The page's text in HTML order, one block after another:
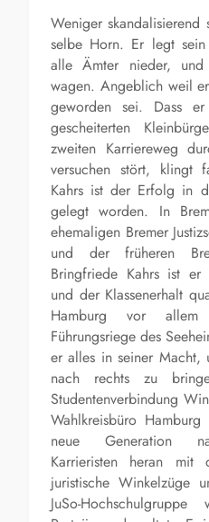
Weniger skandalisierend
selbe Horn. Er legt sein
alle Ämter nieder,
wagen. Angeblich weil
geworden sei. Dass
gescheiterten
zweiten Karriereweg
versuchen stört, klingt
Kahrs ist der Erfolg in
gelegt worden. In
ehemaligen Bremer
und der früheren
Bringfriede Kahrs ist
und der Klassenerhalt
Hamburg vor
Führungsriege des
er alles in seiner Macht,
nach rechts zu
Studentenverbindung
Wahlkreisbüro
neue Generation
Karrieristen heran
juristische Winkelzüge
JuSo-